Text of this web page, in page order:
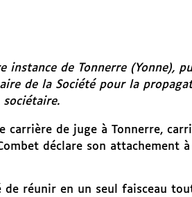
de Tonnerre (Yonne),
de la Société pour la
de juge à Tonnerre,
déclare son attachement
de réunir en un seul faisceau